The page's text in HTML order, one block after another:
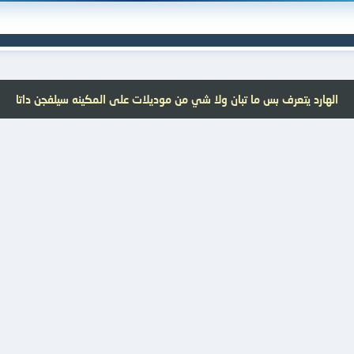
الهارد يتعرف بس ما تبان ولا شي من موديلات على المكينه سيلفجن داتا